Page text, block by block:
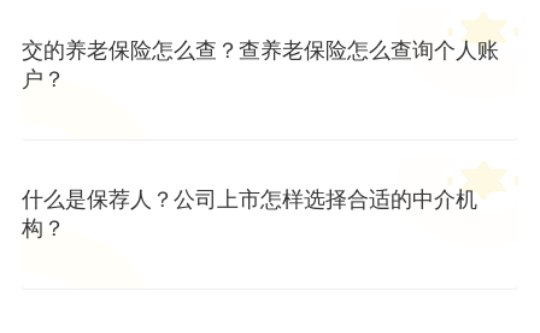
交的养老保险怎么查？查养老保险怎么查询个人账
户？
什么是保荐人？公司上市怎样选择合适的中介机
构？